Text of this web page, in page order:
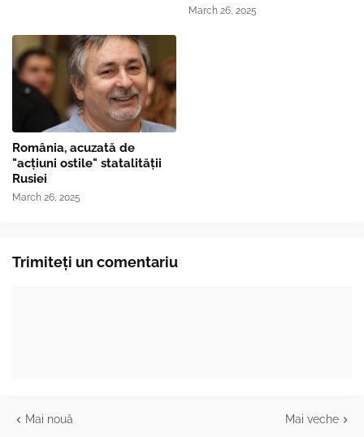
March 26, 2025
România, acuzată de
"acțiuni ostile" statalității
Rusiei
March 26, 2025
Trimiteți un comentariu
Mai nouă Mai veche